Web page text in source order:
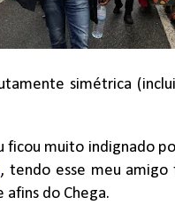
simétrica
ficou muito indignado
, tendo esse meu amigo
do Chega.